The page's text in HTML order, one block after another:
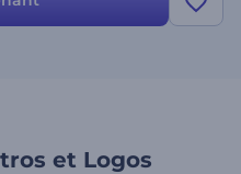
et Logos